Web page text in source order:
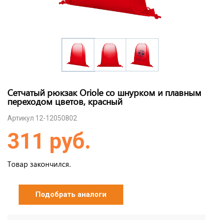
Сетчатый рюкзак Oriole со шнурком и плавным
переходом цветов, красный
Артикул 12-12050802
311 руб.
Товар закончился.
Подобрать аналоги